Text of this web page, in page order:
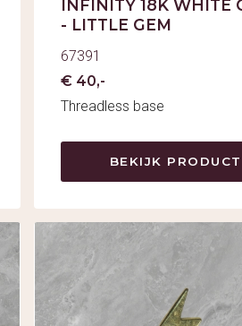
INFINITY 18K WHITE
- LITTLE GEM
67391
€ 40,-
Threadless base
BEKIJK PRODUCT